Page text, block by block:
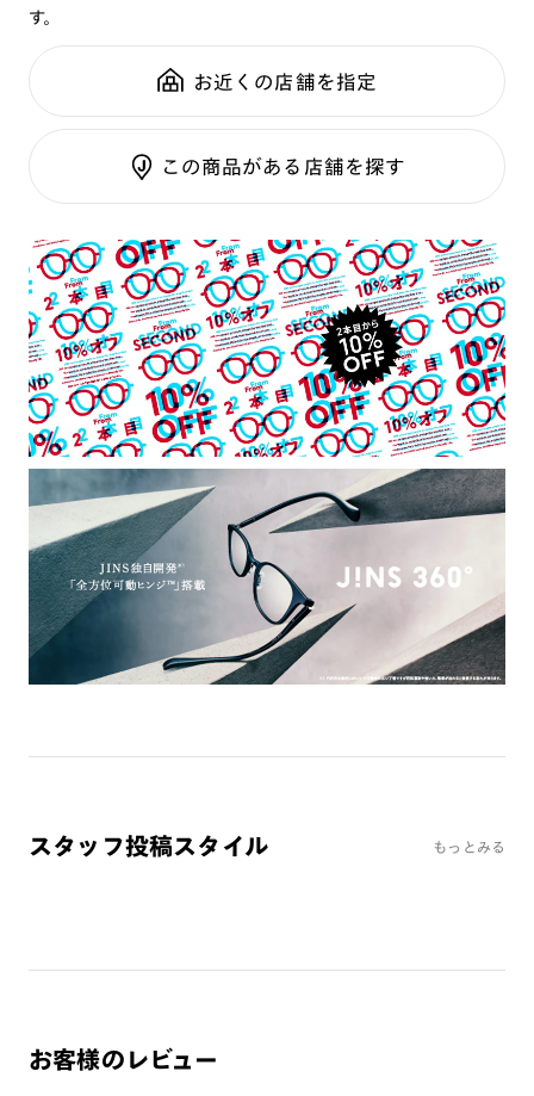
鼻パッド：
テンプル：樹脂
可視光調光SCREEN
調光レンズ
調光UVダブルカット
調光SCREEN
くもり止めレンズ
カラーレンズ：ダークカラー
カラーレンズ：ライトカラー
カラーレンズ：トレンドカラー
コンシーラーカラー
コンシーラーカラーUVダブルカット
偏光レンズ
アクティブレンズ
UVダブルカットレンズ
JINS VIOLET+
ミラーレンズ
※オンラインショップで作成可能なレンズはショッピングカート内で表示され
るレンズに限ります。それ以外の対応レンズについてはJINS実店舗でお取り扱
いしております。
※注文時に【度つき】→【レンズ交換券を発行】をお選びのうえ、店頭にてオ
プションレンズ代金をお支払いください。（※一部レンズ交換不可の商品を
※お選び頂くフレームや度数によっては作成できない場合がございます。
※詳しくはレンズガイドをご確認ください。
よくある質問
つき対応可能です。
全国の店舗で無料フィッティング
修理のご相談もいつでもお気軽に
ご利用ガイド
す。
お近くの店舗を指定
この商品がある店舗を探す
スタッフ投稿スタイル もっとみる
お客様のレビュー